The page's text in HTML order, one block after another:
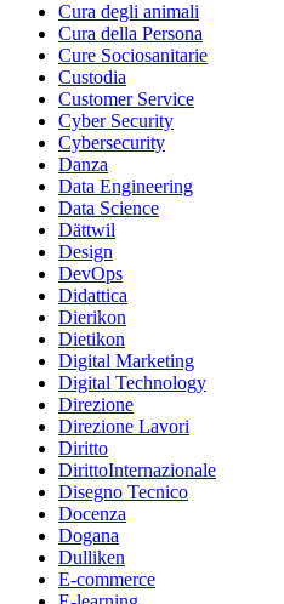
Cura degli animali
Cura della Persona
Cure Sociosanitarie
Custodia
Customer Service
Cyber Security
Cybersecurity
Danza
Data Engineering
Data Science
Dättwil
Design
DevOps
Didattica
Dierikon
Dietikon
Digital Marketing
Digital Technology
Direzione
Direzione Lavori
Diritto
DirittoInternazionale
Disegno Tecnico
Docenza
Dogana
Dulliken
E-commerce